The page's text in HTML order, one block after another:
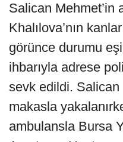
Salican Mehmet’in
Khalılova’nın
görünce durumu
ihbarıyla adrese
sevk edildi.
makasla
ambulansla Bursa